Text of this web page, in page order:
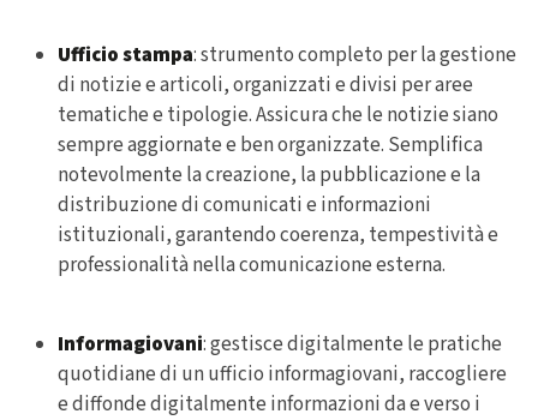
Ufficio stampa: strumento completo per la gestione
di notizie e articoli, organizzati e divisi per aree
tematiche e tipologie. Assicura che le notizie siano
sempre aggiornate e ben organizzate. Semplifica
notevolmente la creazione, la pubblicazione e la
distribuzione di comunicati e informazioni
istituzionali, garantendo coerenza, tempestività e
professionalità nella comunicazione esterna.
Informagiovani: gestisce digitalmente le pratiche
quotidiane di un ufficio informagiovani, raccogliere
e diffonde digitalmente informazioni da e verso i